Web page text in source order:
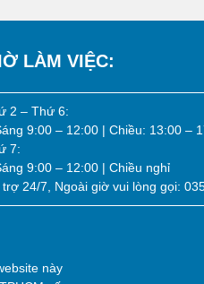
LÀM VIỆC:
2 – Thứ 6:
9:00 – 12:00 | Chiều: 13:00 –
7:
9:00 – 12:00 | Chiều nghỉ
trợ 24/7, Ngoài giờ vui lòng gọi:
này